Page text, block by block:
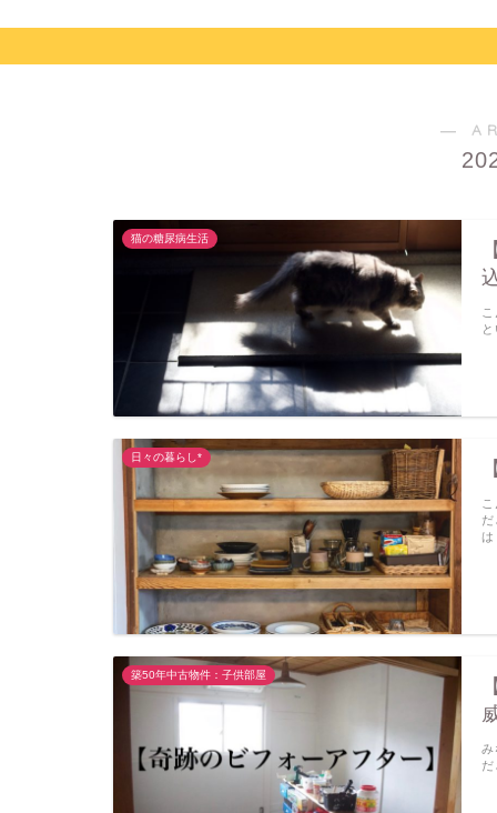
―
猫の糖尿病生活
日々の暮らし*
築50年中古物件：子供部屋
み